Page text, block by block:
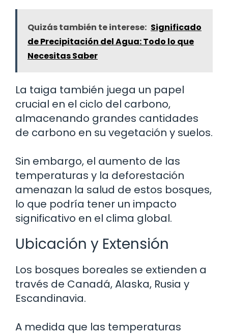
Quizás también te interese: Significado
de Precipitación del Agua: Todo lo que
Necesitas Saber
La taiga también juega un papel
crucial en el ciclo del carbono,
almacenando grandes cantidades
de carbono en su vegetación y suelos.
Sin embargo, el aumento de las
temperaturas y la deforestación
amenazan la salud de estos bosques,
lo que podría tener un impacto
significativo en el clima global.
Ubicación y Extensión
Los bosques boreales se extienden a
través de Canadá, Alaska, Rusia y
Escandinavia.
A medida que las temperaturas